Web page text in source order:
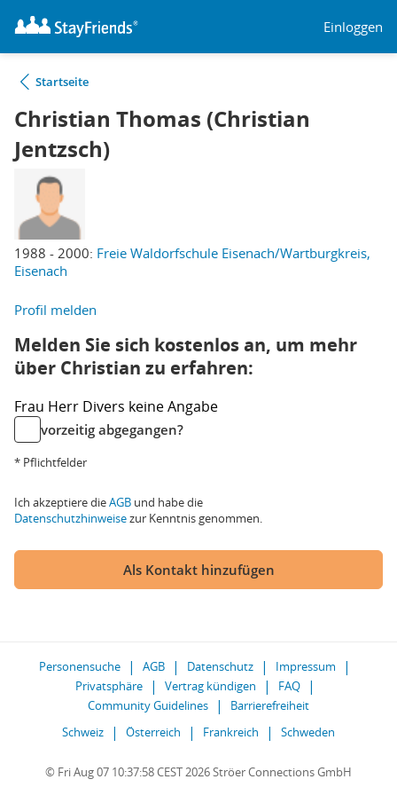
Einloggen
Startseite
Christian Thomas (Christian
Jentzsch)
1988 - 2000: Freie Waldorfschule Eisenach/Wartburgkreis,
Eisenach
Profil melden
Melden Sie sich kostenlos an, um mehr
über Christian zu erfahren:
Frau Herr Divers keine Angabe
vorzeitig abgegangen?
* Pflichtfelder
Ich akzeptiere dieAGB und habe die
Datenschutzhinweisezur Kenntnis genommen.
Als Kontakt hinzufügen
Personensuche AGB Datenschutz
Impressum
Privatsphäre
Vertrag kündigen
FAQ
Community Guidelines
Barrierefreiheit
Schweiz
Österreich Frankreich Schweden
© Fri Aug 07 10:37:58 CEST 2026 Ströer Connections GmbH